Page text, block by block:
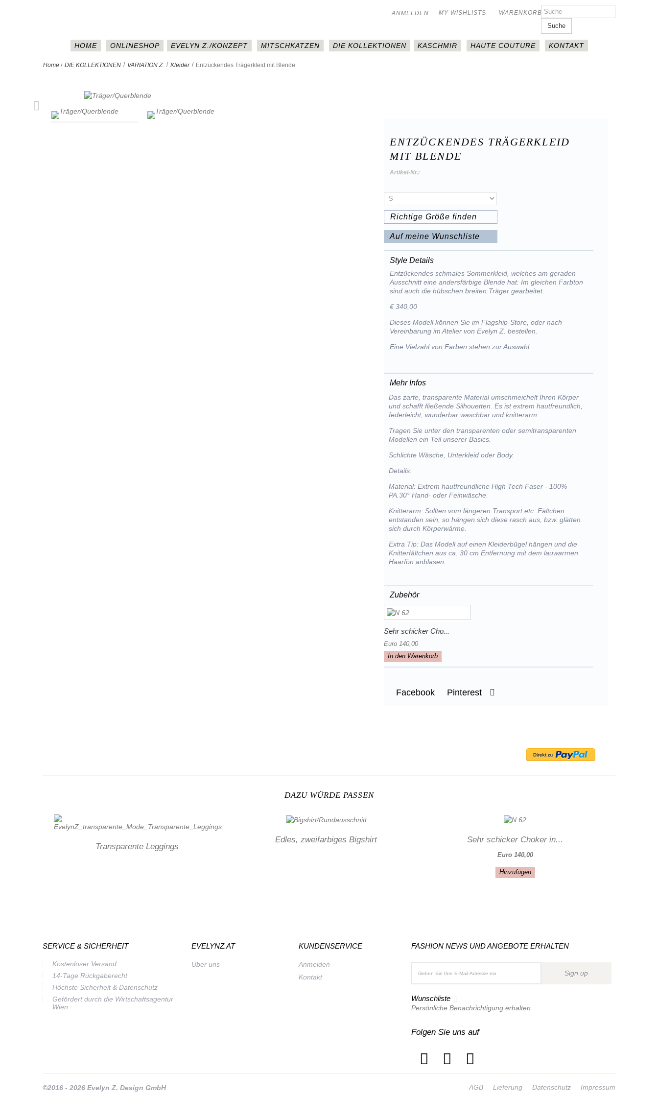
WARENKORB
MY WISHLISTS
ANMELDEN
Suche
HOME ONLINESHOP EVELYN Z./KONZEPT MITSCHKATZEN DIE KOLLEKTIONEN KASCHMIR HAUTE COUTURE KONTAKT
Home / DIE KOLLEKTIONEN > VARIATION Z. > Kleider > Entzückendes Trägerkleid mit Blende
ENTZÜCKENDES TRÄGERKLEID
MIT BLENDE
Artikel-Nr.:
Richtige Größe finden
Auf meine Wunschliste
Style Details
Entzückendes schmales Sommerkleid, welches am geraden
Ausschnitt eine andersfärbige Blende hat. Im gleichen Farbton
sind auch die hübschen breiten Träger gearbeitet.
€ 340,00
Dieses Modell können Sie im Flagship-Store, oder nach
Vereinbarung im Atelier von Evelyn Z. bestellen.
Eine Vielzahl von Farben stehen zur Auswahl.
Mehr Infos
Das zarte, transparente Material umschmeichelt Ihren Körper
und schafft fließende Silhouetten. Es ist extrem hautfreundlich,
federleicht, wunderbar waschbar und knitterarm.
Tragen Sie unter den transparenten oder semitransparenten
Modellen ein Teil unserer Basics.
Schlichte Wäsche, Unterkleid oder Body.
Details:
Material: Extrem hautfreundliche High Tech Faser - 100%
PA.30° Hand- oder Feinwäsche.
Knitterarm: Sollten vom längeren Transport etc. Fältchen
entstanden sein, so hängen sich diese rasch aus, bzw. glätten
sich durch Körperwärme.
Extra Tip: Das Modell auf einen Kleiderbügel hängen und die
Knitterfältchen aus ca. 30 cm Entfernung mit dem lauwarmen
Haarfön anblasen.
Zubehör
Sehr schicker Cho...
Euro 140,00
In den Warenkorb
Facebook Pinterest
DAZU WÜRDE PASSEN
Transparente Leggings
Edles, zweifarbiges Bigshirt Sehr schicker Choker in...
Euro 140,00
Hinzufügen
SERVICE & SICHERHEIT
Kostenloser Versand
14-Tage Rückgaberecht
Höchste Sicherheit & Datenschutz
Gefördert durch die Wirtschaftsagentur
Wien
EVELYNZ.AT
Über uns
KUNDENSERVICE
Anmelden
Kontakt
FASHION NEWS UND ANGEBOTE ERHALTEN
Sign up
Wunschliste
Persönliche Benachrichtigung erhalten
Folgen Sie uns auf
AGB Lieferung Datenschutz Impressum
©2016 - 2026 Evelyn Z. Design GmbH